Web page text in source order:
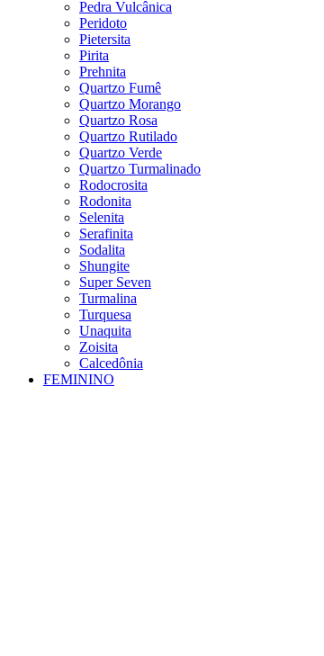
Pedra Vulcânica
Peridoto
Pietersita
Pirita
Prehnita
Quartzo Fumê
Quartzo Morango
Quartzo Rosa
Quartzo Rutilado
Quartzo Verde
Quartzo Turmalinado
Rodocrosita
Rodonita
Selenita
Serafinita
Sodalita
Shungite
Super Seven
Turmalina
Turquesa
Unaquita
Zoisita
Calcedônia
FEMININO